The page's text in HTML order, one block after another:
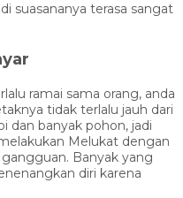
suasananya terasa sangat
ramai sama orang, anda
tidak terlalu jauh dari
dan banyak pohon, jadi
Melukat dengan
Banyak yang
diri karena